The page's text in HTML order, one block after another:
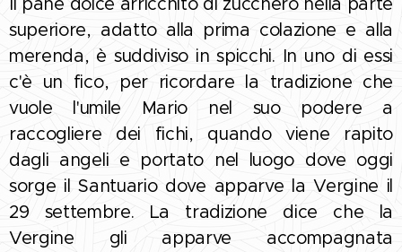
superiore, adatto alla prima colazione e alla
merenda, è suddiviso in spicchi. In uno di essi
c'è un fico, per ricordare la tradizione che
vuole l'umile Mario nel suo podere a
raccogliere dei fichi, quando viene rapito
dagli angeli e portato nel luogo dove oggi
sorge il Santuario dove apparve la Vergine il
29 settembre. La tradizione dice che la
Vergine gli apparve accompagnata